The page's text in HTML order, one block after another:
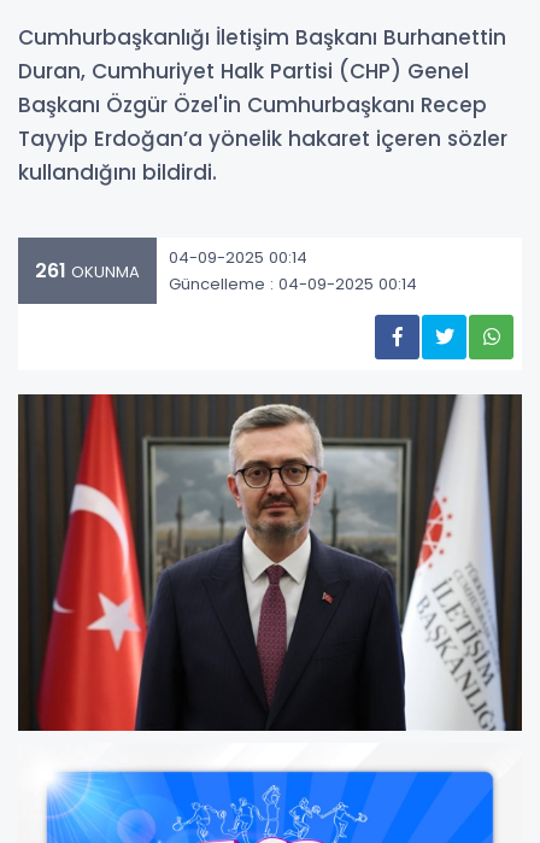
Cumhurbaşkanlığı İletişim Başkanı Burhanettin
Duran, Cumhuriyet Halk Partisi (CHP) Genel
Başkanı Özgür Özel'in Cumhurbaşkanı Recep
Tayyip Erdoğan’a yönelik hakaret içeren sözler
kullandığını bildirdi.
261 OKUNMA
04-09-2025 00:14
Güncelleme : 04-09-2025 00:14